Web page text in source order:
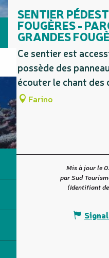
SENTIER
FOUGÈRES -
GRANDES
Ce sentier est
possède des
écouter le chant des
Farino
Mis à jour le
par Sud
(Identifiant